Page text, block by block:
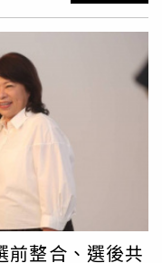
半場仍得繼續演出，
故事工廠總監黃致凱
來，你只能繼續演下
的笑聲、掌聲、啜泣
禱告，提醒自己放下
第一次參與劇場演
一件很幸運的事。」
婚禮堅持許多自己的
劇《婚禮上的小抄》
父、養父及離異父母
任主婚人，每一項備
前整合、選後共